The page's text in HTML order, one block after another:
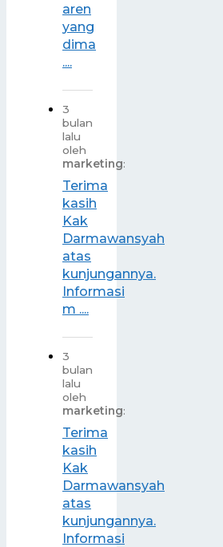
aren
yang
dima
....
3
bulan
lalu
oleh
marketing:
Terima
kasih
Kak
Darmawansyah
atas
kunjungannya.
Informasi
m ....
3
bulan
lalu
oleh
marketing:
Terima
kasih
Kak
Darmawansyah
atas
kunjungannya.
Informasi